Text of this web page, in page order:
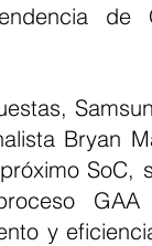
de
Bryan
SoC,
y